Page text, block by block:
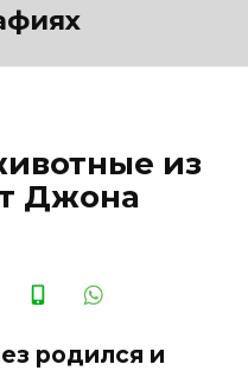
из
Джона
родился и